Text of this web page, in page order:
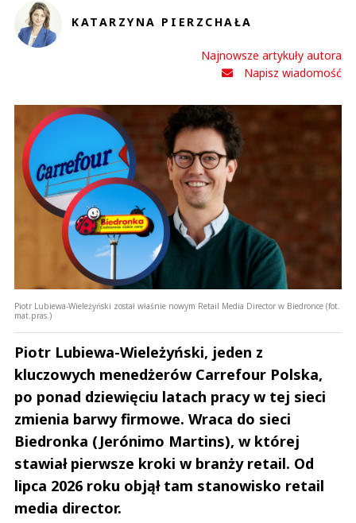
KATARZYNA PIERZCHAŁA
Najnowsze artykuły autora
Napisz wiadomość
Piotr Lubiewa-Wieleżyński został właśnie nowym Retail Media Director w Biedronce (fot.
mat.pras.)
Piotr Lubiewa-Wieleżyński, jeden z
kluczowych menedżerów Carrefour Polska,
po ponad dziewięciu latach pracy w tej sieci
zmienia barwy firmowe. Wraca do sieci
Biedronka (Jerónimo Martins), w której
stawiał pierwsze kroki w branży retail. Od
lipca 2026 roku objął tam stanowisko retail
media director.